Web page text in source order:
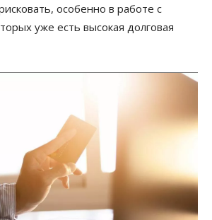
особенно в работе с
уже есть высокая долговая